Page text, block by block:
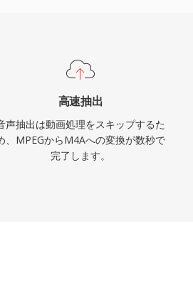
明確
する
アー
ワー
高速抽出
声抽出は動画処理をスキップするた
、MPEGからM4Aへの変換が数秒で
完了します。